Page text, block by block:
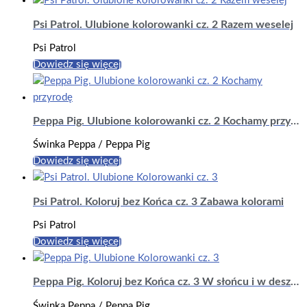
Psi Patrol. Ulubione kolorowanki cz. 2 Razem weselej
Psi Patrol
Dowiedz się więcej
Peppa Pig. Ulubione kolorowanki cz. 2 Kochamy przyrodę
Świnka Peppa / Peppa Pig
Dowiedz się więcej
Psi Patrol. Koloruj bez Końca cz. 3 Zabawa kolorami
Psi Patrol
Dowiedz się więcej
Peppa Pig. Koloruj bez Końca cz. 3 W słońcu i w deszczu